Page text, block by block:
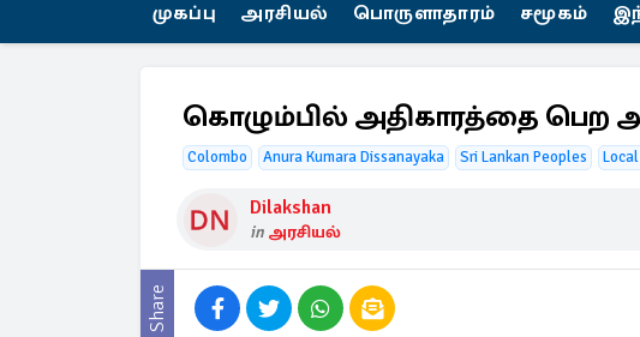
முகப்பு அரசியல் பொருளாதாரம் சமூகம்
கொழும்பில் அதிகாரத்தை பெற
Colombo Anura Kumara Dissanayaka Sri Lankan Peoples
Dilakshan
in அரசியல்
Share